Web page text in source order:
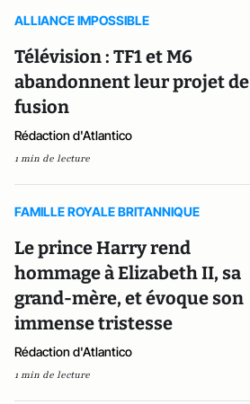
ALLIANCE IMPOSSIBLE
Télévision : TF1 et M6
abandonnent leur projet de
fusion
Rédaction d'Atlantico
1 min de lecture
FAMILLE ROYALE BRITANNIQUE
Le prince Harry rend
hommage à Elizabeth II, sa
grand-mère, et évoque son
immense tristesse
Rédaction d'Atlantico
1 min de lecture